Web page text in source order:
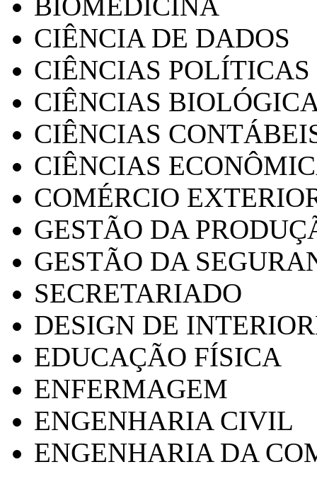
CIÊNCIA DE DADOS
CIÊNCIAS POLÍTICAS
CIÊNCIAS
CIÊNCIAS
CIÊNCIAS
COMÉRCIO
GESTÃO DA
GESTÃO DA
SECRETARIADO
DESIGN DE
EDUCAÇÃO FÍSICA
ENFERMAGEM
ENGENHARIA CIVIL
ENGENHARIA DA